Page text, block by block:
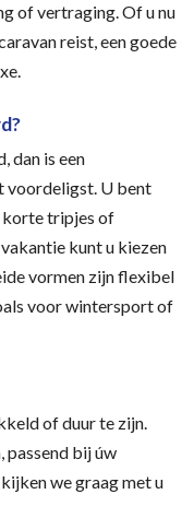
of vertraging. Of u nu
reist, een goede
dan is een
voordeligst. U bent
korte tripjes of
kunt u kiezen
vormen zijn flexibel
voor wintersport of
of duur te zijn.
passend bij úw
we graag met u